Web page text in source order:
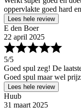
oppervlakte goed hard
Lees hele review
E den Boer
22 april 2025
5/5
Goed spul zeg! De
Goed spul maar wel
Lees hele review
Huub
31 maart 2025